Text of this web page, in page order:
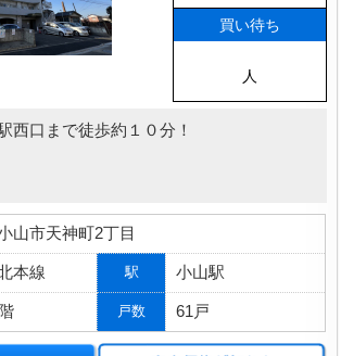
買い待ち
人
西口まで徒歩約１０分！
山市天神町2丁目
本線 駅 小山駅
戸数 61戸